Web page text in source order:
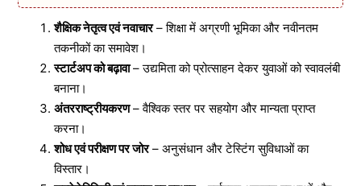
शैक्षिक नेतृत्व एवं नवाचार– शिक्षा में अग्रणी भूमिका और नवीनतम
तकनीकों का समावेश।
स्टार्टअप को बढ़ावा– उद्यमिता को प्रोत्साहन देकर युवाओं को स्वावलंबी
बनाना।
अंतरराष्ट्रीयकरण– वैश्विक स्तर पर सहयोग और मान्यता प्राप्त
करना।
शोध एवं परीक्षण पर जोर– अनुसंधान और टेस्टिंग सुविधाओं का
विस्तार।